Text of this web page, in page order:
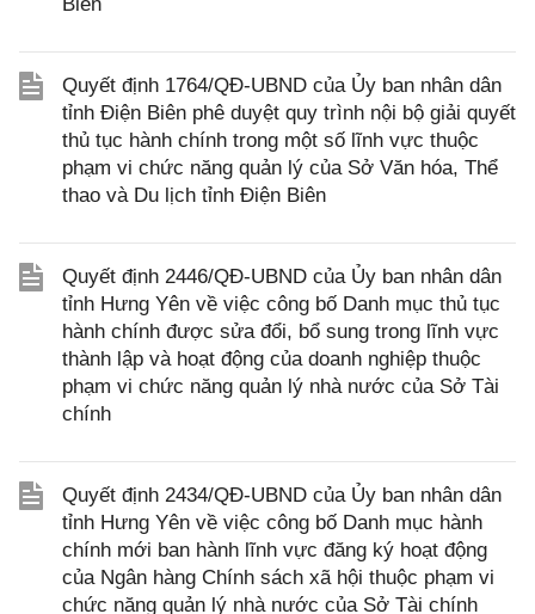
Quyết định 1764/QĐ-UBND của Ủy ban nhân dân
tỉnh Điện Biên phê duyệt quy trình nội bộ giải quyết
thủ tục hành chính trong một số lĩnh vực thuộc
phạm vi chức năng quản lý của Sở Văn hóa, Thể
thao và Du lịch tỉnh Điện Biên
Quyết định 2446/QĐ-UBND của Ủy ban nhân dân
tỉnh Hưng Yên về việc công bố Danh mục thủ tục
hành chính được sửa đổi, bổ sung trong lĩnh vực
thành lập và hoạt động của doanh nghiệp thuộc
phạm vi chức năng quản lý nhà nước của Sở Tài
chính
Quyết định 2434/QĐ-UBND của Ủy ban nhân dân
tỉnh Hưng Yên về việc công bố Danh mục hành
chính mới ban hành lĩnh vực đăng ký hoạt động
của Ngân hàng Chính sách xã hội thuộc phạm vi
chức năng quản lý nhà nước của Sở Tài chính